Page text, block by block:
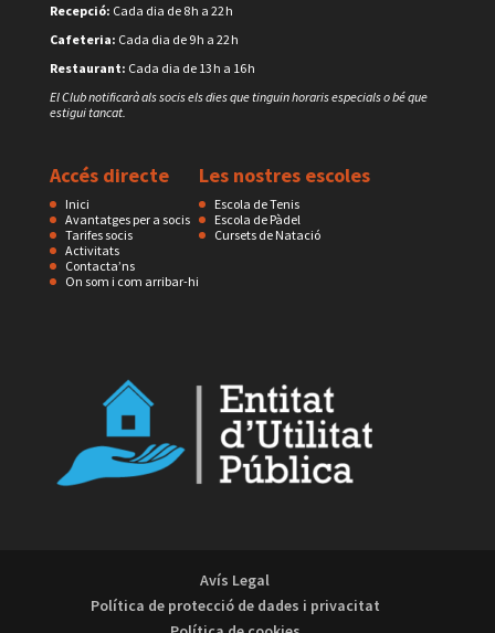
Recepció: Cada dia de 8 h a 22 h
Cafeteria: Cada dia de 9 h a 22 h
Restaurant: Cada dia de 13 h a 16 h
El Club notificarà als socis els dies que tinguin horaris especials o bé que
estigui tancat.
Accés directe
Inici
Avantatges per a socis
Tarifes socis
Activitats
Contacta’ns
On som i com arribar-hi
Les nostres escoles
Escola de Tenis
Escola de Pàdel
Cursets de Natació
Avís Legal
Política de protecció de dades i privacitat